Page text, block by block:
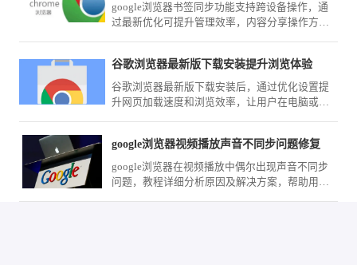
google浏览器书签同步功能支持跨设备操作，通
过最新优化可提升管理效率，内容分享操作方法
谷歌浏览器最新版下载安装提升浏览体验
谷歌浏览器最新版下载安装后，通过优化设置提
升网页加载速度和浏览效率，让用户在电脑或手
google浏览器视频播放声音不同步问题修复
google浏览器在视频播放中偶尔出现声音不同步
问题，教程详细分析原因及解决方案，帮助用户